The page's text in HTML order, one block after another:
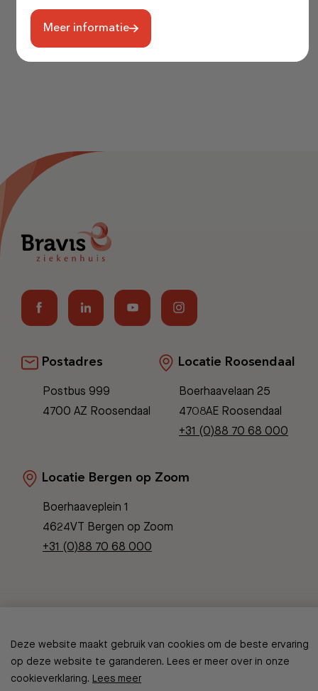
Deze website maakt gebruik van cookies om de beste ervaring
op deze website te garanderen. Lees er meer over in onze
cookieverklaring. Lees meer
Meer over Bravis
Postadres
Postbus 999
4700 AZ Roosendaal
Locatie Roosendaal
Boerhaavelaan 25
4708AE Roosendaal
+31 (0)88 70 68 000
Locatie Bergen op Zoom
Boerhaaveplein 1
4624VT Bergen op Zoom
+31 (0)88 70 68 000
Patient Journey App
Informatieveiligheid
Sitemap
Meer informatie